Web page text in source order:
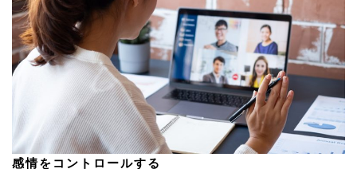
感情をコントロールする